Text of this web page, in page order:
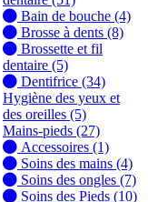
Bain de bouche (4)
Brosse à dents (8)
Brossette et fil
dentaire (5)
Dentifrice (34)
Hygiène des yeux et
des oreilles (5)
Mains-pieds (27)
Accessoires (1)
Soins des mains (4)
Soins des ongles (7)
Soins des Pieds (10)